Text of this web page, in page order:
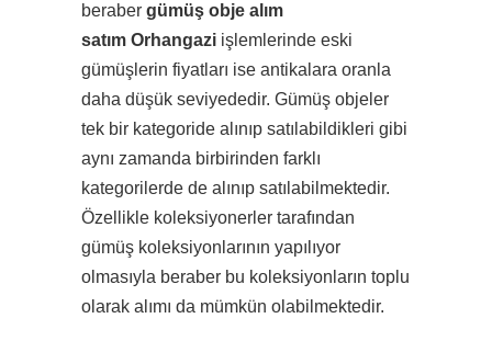
beraber gümüş obje alım
satım Orhangazi işlemlerinde eski
gümüşlerin fiyatları ise antikalara oranla
daha düşük seviyededir. Gümüş objeler
tek bir kategoride alınıp satılabildikleri gibi
aynı zamanda birbirinden farklı
kategorilerde de alınıp satılabilmektedir.
Özellikle koleksiyonerler tarafından
gümüş koleksiyonlarının yapılıyor
olmasıyla beraber bu koleksiyonların toplu
olarak alımı da mümkün olabilmektedir.